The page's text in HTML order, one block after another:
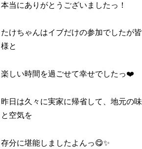
本当にありがとうございましたっ！
たけちゃんはイブだけの参加でしたが皆
様と
楽しい時間を過ごせて幸せでしたっ❤️
昨日は久々に実家に帰省して、地元の味
と空気を
存分に堪能しましたよんっ😋✨